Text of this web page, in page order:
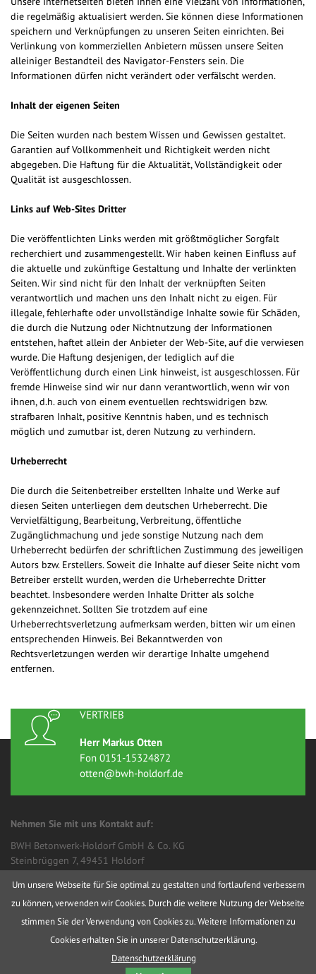
die regelmäßig aktualisiert werden. Sie können diese Informationen
speichern und Verknüpfungen zu unseren Seiten einrichten. Bei
Verlinkung von kommerziellen Anbietern müssen unsere Seiten
alleiniger Bestandteil des Navigator-Fensters sein. Die
Informationen dürfen nicht verändert oder verfälscht werden.
Inhalt der eigenen Seiten
Die Seiten wurden nach bestem Wissen und Gewissen gestaltet.
Garantien auf Vollkommenheit und Richtigkeit werden nicht
abgegeben. Die Haftung für die Aktualität, Vollständigkeit oder
Qualität ist ausgeschlossen.
Links auf Web-Sites Dritter
Die veröffentlichten Links werden mit größtmöglicher Sorgfalt
recherchiert und zusammengestellt. Wir haben keinen Einfluss auf
die aktuelle und zukünftige Gestaltung und Inhalte der verlinkten
Seiten. Wir sind nicht für den Inhalt der verknüpften Seiten
verantwortlich und machen uns den Inhalt nicht zu eigen. Für
illegale, fehlerhafte oder unvollständige Inhalte sowie für Schäden,
die durch die Nutzung oder Nichtnutzung der Informationen
entstehen, haftet allein der Anbieter der Web-Site, auf die verwiesen
wurde. Die Haftung desjenigen, der lediglich auf die
Veröffentlichung durch einen Link hinweist, ist ausgeschlossen. Für
fremde Hinweise sind wir nur dann verantwortlich, wenn wir von
ihnen, d.h. auch von einem eventuellen rechtswidrigen bzw.
strafbaren Inhalt, positive Kenntnis haben, und es technisch
möglich und zumutbar ist, deren Nutzung zu verhindern.
Urheberrecht
Die durch die Seitenbetreiber erstellten Inhalte und Werke auf
diesen Seiten unterliegen dem deutschen Urheberrecht. Die
Vervielfältigung, Bearbeitung, Verbreitung, öffentliche
Zugänglichmachung und jede sonstige Nutzung nach dem
Urheberrecht bedürfen der schriftlichen Zustimmung des jeweiligen
Autors bzw. Erstellers. Soweit die Inhalte auf dieser Seite nicht vom
Betreiber erstellt wurden, werden die Urheberrechte Dritter
beachtet. Insbesondere werden Inhalte Dritter als solche
gekennzeichnet. Sollten Sie trotzdem auf eine
Urheberrechtsverletzung aufmerksam werden, bitten wir um einen
entsprechenden Hinweis. Bei Bekanntwerden von
Rechtsverletzungen werden wir derartige Inhalte umgehend
entfernen.
VERTRIEB
Herr Markus Otten
Fon 0151-15324872
otten@bwh-holdorf.de
Nehmen Sie mit uns Kontakt auf:
BWH Betonwerk-Holdorf GmbH & Co. KG
Steinbrüggen 7, 49451 Holdorf
Fon 05494 916470
Fax 05494 9164741
Schreiben Sie uns eine Mail:
info@bwh-holdorf.de
Impressum Datenschutz
Um unsere Webseite für Sie optimal zu gestalten und fortlaufend verbessern
zu können, verwenden wir Cookies. Durch die weitere Nutzung der Webseite
stimmen Sie der Verwendung von Cookies zu. Weitere Informationen zu
Cookies erhalten Sie in unserer Datenschutzerklärung.
Datenschutzerklärung